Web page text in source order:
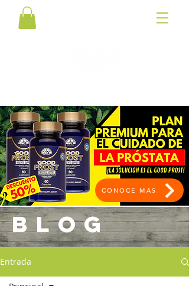
CONOCE MAS
BLOG
Entrada